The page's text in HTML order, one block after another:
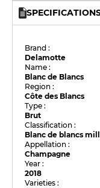
Brand :
Delamotte
Name :
Blanc de Blancs
Region :
Côte des Blancs
Type :
Brut
Classification :
Blanc de blancs
Appellation :
Champagne
Year :
2018
Varieties :